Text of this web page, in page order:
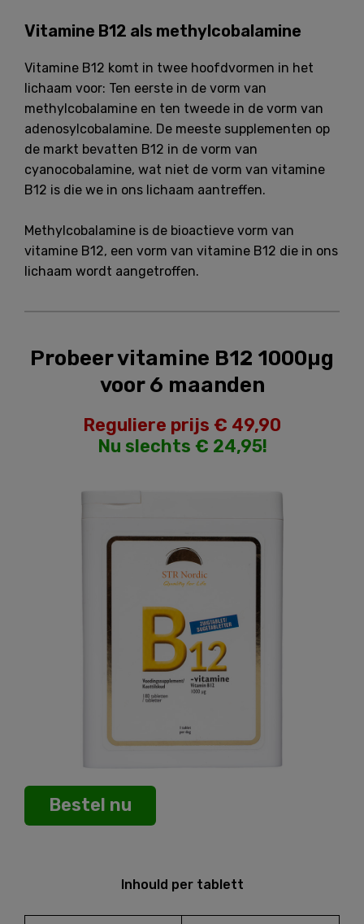
Vitamine B12 als methylcobalamine
Vitamine B12 komt in twee hoofdvormen in het
lichaam voor: Ten eerste in de vorm van
methylcobalamine en ten tweede in de vorm van
adenosylcobalamine. De meeste supplementen op
de markt bevatten B12 in de vorm van
cyanocobalamine, wat niet de vorm van vitamine
B12 is die we in ons lichaam aantreffen.
Methylcobalamine is de bioactieve vorm van
vitamine B12, een vorm van vitamine B12 die in ons
lichaam wordt aangetroffen.
Probeer vitamine B12 1000µg
voor 6 maanden
Reguliere prijs € 49,90
Nu slechts € 24,95!
Bestel nu
Inhould per tablett